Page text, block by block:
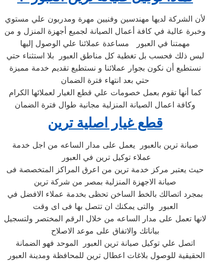
لأن الشركة لديها مهندسين وفنيين مهرة ومدربون علي مستوي
وخبرة عالية في كافة أعمال الصيانة لجميع أجهزة المنزل و من
مهمتنا في العبور ‏ مساعدة عملائنا علي الوصول إليها
ليس ذلك فحسب بل تغطية كل مناطق العبور ‏ بلا استثناء حتي
نستطيع أن نكون بجوار عملائنا و نستطيع تقديم خدمة مميزة
حتي بعد انتهاء فترة الضمان
كما أنها تقوم بعمل خصومات علي قطع الغيار لعملائها الكرام
وكافة اعمال الصيانة المنزلية مجانية طوال فترة الضمان
قطع غيار اصلية ترين
صيانة ترين بالعبور ‏ يعمل على مدار الساعه من اجل خدمة
عملاء توكيل ترين في العبور ‏
حيث يعتبر مركز خدمة ترين من اعرق المراكز المتخصصة فى
صيانة الاجهزة المنزلية بمصر من شركة ترين
بمجرد اتصالك بالخط الساخن تحظى بخدمة عملاء الافضل في
العبور ‏ والتى يمكنك ان تتصل بها فى اى وقت
لانها تعمل على مدار الساعه من خلال الرقم المختصر ولتسجيل
بياناتك والاتفاق على موعد الاصلاح
اتصل علي توكيل صيانة ترين العبور ‏ الموحد فهو الضمانة
الحقيقية للوصول بلاغات اعطال ترين للمحافظة ومدينة العبور ‏